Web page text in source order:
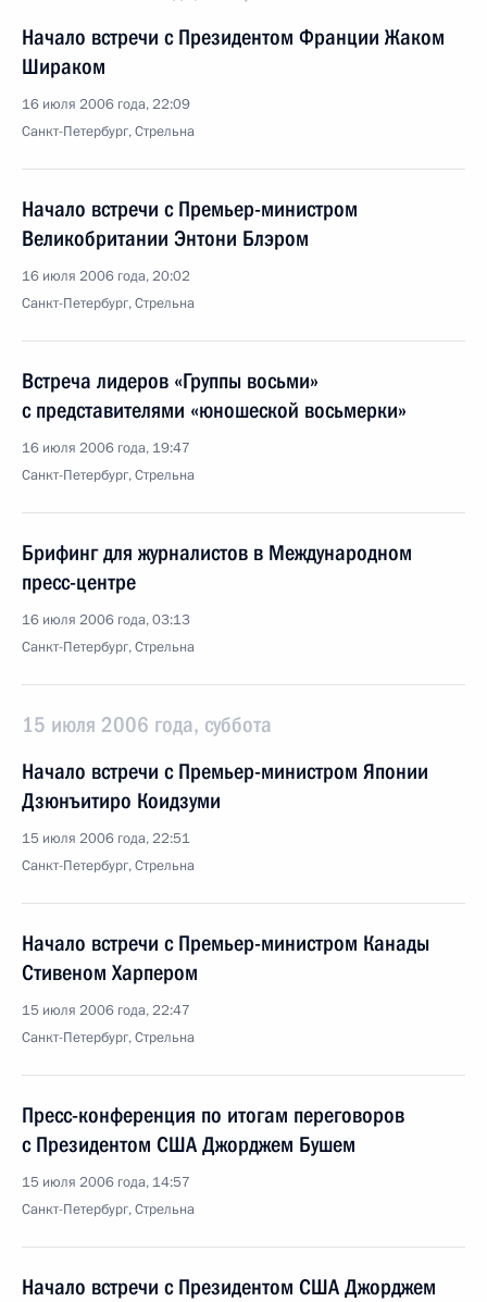
Начало встречи с Президентом Франции Жаком
Шираком
16 июля 2006 года, 22:09
Санкт-Петербург, Стрельна
Начало встречи с Премьер-министром
Великобритании Энтони Блэром
16 июля 2006 года, 20:02
Санкт-Петербург, Стрельна
Встреча лидеров «Группы восьми»
с представителями «юношеской восьмерки»
16 июля 2006 года, 19:47
Санкт-Петербург, Стрельна
Брифинг для журналистов в Международном
пресс-центре
16 июля 2006 года, 03:13
Санкт-Петербург, Стрельна
15 июля 2006 года, суббота
Начало встречи с Премьер-министром Японии
Дзюнъитиро Коидзуми
15 июля 2006 года, 22:51
Санкт-Петербург, Стрельна
Начало встречи с Премьер-министром Канады
Стивеном Харпером
15 июля 2006 года, 22:47
Санкт-Петербург, Стрельна
Пресс-конференция по итогам переговоров
с Президентом США Джорджем Бушем
15 июля 2006 года, 14:57
Санкт-Петербург, Стрельна
Начало встречи с Президентом США Джорджем